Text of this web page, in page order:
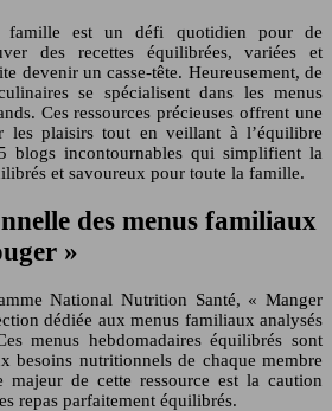
famille est un défi quotidien pour de
des recettes équilibrées, variées et
devenir un casse-tête. Heureusement, de
se spécialisent dans les menus
Ces ressources précieuses offrent une
les plaisirs tout en veillant à l’équilibre
blogs incontournables qui simplifient la
et savoureux pour toute la famille.
des menus familiaux
»
National Nutrition Santé, « Manger
dédiée aux menus familiaux analysés
menus hebdomadaires équilibrés sont
besoins nutritionnels de chaque membre
majeur de cette ressource est la caution
repas parfaitement équilibrés.